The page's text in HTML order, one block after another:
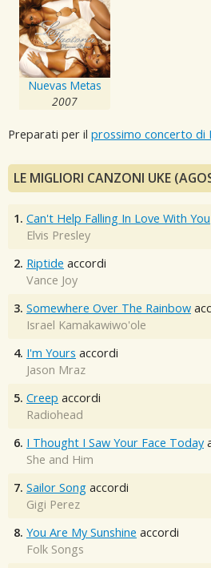
Nuevas Metas
2007
Preparati per il prossimo concerto di
LE MIGLIORI CANZONI UKE
1. Can't Help Falling In Love With You
Elvis Presley
2. Riptide accordi
Vance Joy
3. Somewhere Over The Rainbow
Israel Kamakawiwo'ole
4. I'm Yours accordi
Jason Mraz
5. Creep accordi
Radiohead
6. I Thought I Saw Your Face Today
She and Him
7. Sailor Song accordi
Gigi Perez
8. You Are My Sunshine accordi
Folk Songs